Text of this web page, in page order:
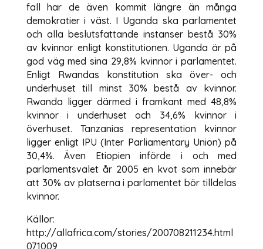
fall har de även kommit längre än många
demokratier i väst. I Uganda ska parlamentet
och alla beslutsfattande instanser bestå 30%
av kvinnor enligt konstitutionen. Uganda är på
god väg med sina 29,8% kvinnor i parlamentet.
Enligt Rwandas konstitution ska över- och
underhuset till minst 30% bestå av kvinnor.
Rwanda ligger därmed i framkant med 48,8%
kvinnor i underhuset och 34,6% kvinnor i
överhuset. Tanzanias representation kvinnor
ligger enligt IPU (Inter Parliamentary Union) på
30,4%. Även Etiopien införde i och med
parlamentsvalet år 2005 en kvot som innebär
att 30% av platserna i parlamentet bör tilldelas
kvinnor.
Källor:
http://allafrica.com/stories/200708211234.html
071009